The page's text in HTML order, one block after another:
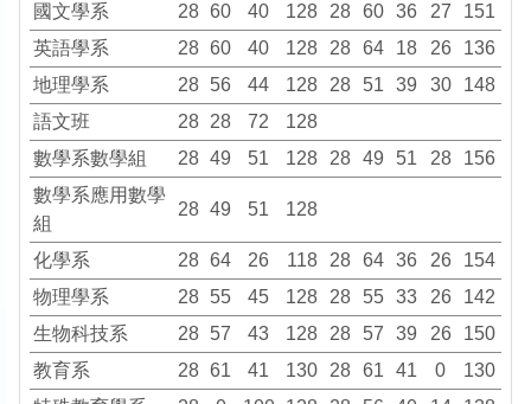
國文學系 28 60 40 128 28 60 36 27
151
英語學系
28 60 40 128 28 64 18 26
136
地理學系
28 56 44 128 28 51 39 30
148
語文班
28 28 72
128
數學系數學組
28 49 51 128 28 49 51 28
156
數學系應用數學
組
28 49 51 128
化學系 28 64 26 118 28 64 36 26
154
物理學系
28 55 45 128 28 55 33 26
142
生物科技系
28 57 43 128 28 57 39 26
150
教育系
28 61 41 130 28 61 41 0
130